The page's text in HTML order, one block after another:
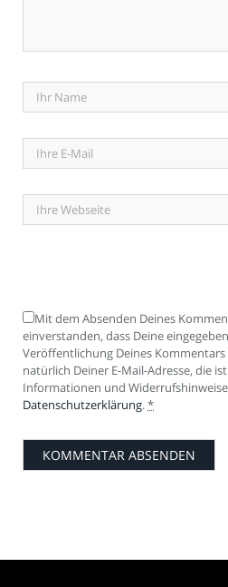
Mit dem Absenden Deines
einverstanden, dass Deine
Veröffentlichung Deines
natürlich Deiner E-Mail-Adresse, die
Informationen und
Datenschutzerklärung.*